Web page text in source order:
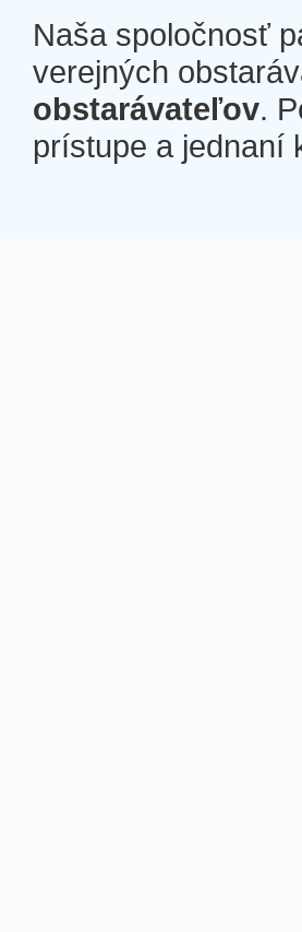
Naša spoločnosť
verejných
obstarávateľov.
prístupe a jednaní